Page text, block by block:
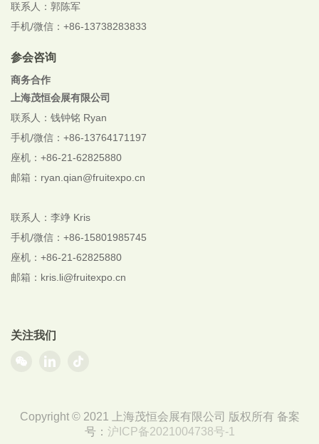
联系人：郭陈军
手机/微信：+86-13738283833
参会咨询
商务合作
上海茂恒会展有限公司
联系人：钱钟铭 Ryan
手机/微信：+86-13764171197
座机：+86-21-62825880
邮箱：ryan.qian@fruitexpo.cn
联系人：李竫 Kris
手机/微信：+86-15801985745
座机：+86-21-62825880
邮箱：kris.li@fruitexpo.cn
关注我们
Copyright © 2021 上海茂恒会展有限公司 版权所有 备案
号： 沪ICP备2021004738号-1